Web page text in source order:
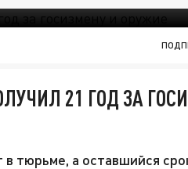
21 ГОД ЗА
тюрьме, а оставшийся